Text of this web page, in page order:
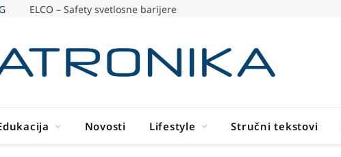
ELCO – Safety svetlosne barijere
Novosti Lifestyle Stručni tekstovi